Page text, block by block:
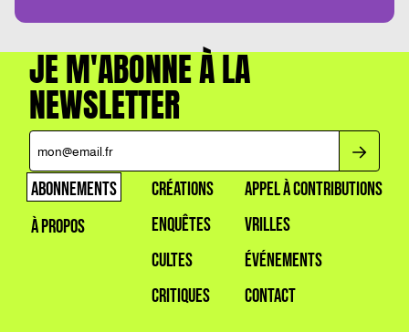
JE M'ABONNE À LA
NEWSLETTER
ABONNEMENTS
À PROPOS
CRÉATIONS
ENQUÊTES
CULTES
CRITIQUES
APPEL À CONTRIBUTIONS
VRILLES
ÉVÉNEMENTS
CONTACT